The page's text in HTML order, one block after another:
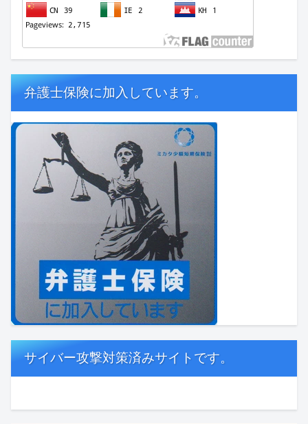
弁護士保険に加入しています。
サイバー攻撃対策済みサイトです。